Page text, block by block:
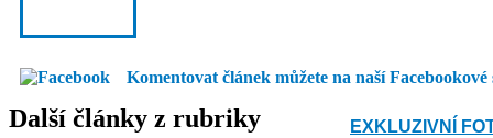
Komentovat článek můžete na naší Facebookové
Další články z rubriky EXKLUZIVNÍ